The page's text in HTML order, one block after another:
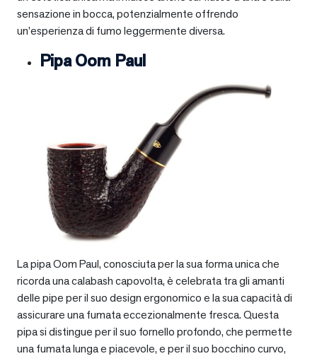
sensazione in bocca, potenzialmente offrendo
un’esperienza di fumo leggermente diversa.
Pipa Oom Paul
La pipa Oom Paul, conosciuta per la sua forma unica che
ricorda una calabash capovolta, è celebrata tra gli amanti
delle pipe per il suo design ergonomico e la sua capacità di
assicurare una fumata eccezionalmente fresca. Questa
pipa si distingue per il suo fornello profondo, che permette
una fumata lunga e piacevole, e per il suo bocchino curvo,